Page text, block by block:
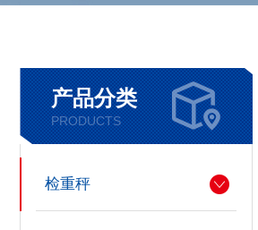
产品分类
PRODUCTS
检重秤